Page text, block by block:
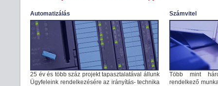
Automatizálás
25 év és több száz projekt tapasztalatával állunk
Ügyfeleink rendelkezésére az irányítás- technika
Számvitel
Több mint
rendelkező